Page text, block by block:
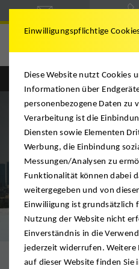
Vorteil
Einwilligungspflichtige
Diese Website nutzt Cookies
Informationen über
personenbezogene Daten zu
Verarbeitung ist die
Diensten sowie Elementen
Werbung, die Einbindung
Messungen/Analysen zu
Funktionalität können dabei
weitergegeben und von
Einwiliigung ist grundsätzlich
Nutzung der Website nicht
Einverständnis in die
jederzeit widerrufen.
auf dieser Website finden Sie